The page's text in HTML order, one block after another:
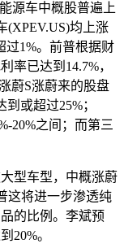
源车中概股普遍上
(XPEV.US)均上涨
过1%。前普根据财
率已达到14.7%，
蔚S涨蔚来的股盘
到或超过25%；
20%之间；而第三
型车型，中概涨蔚
这将进一步渗透纯
的比例。李斌预
20%。